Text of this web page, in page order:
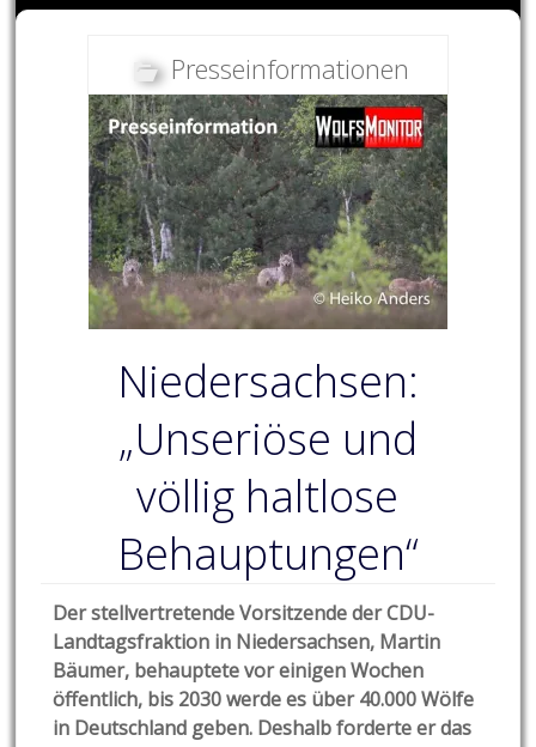
Presseinformationen
Niedersachsen:
„Unseriöse und
völlig haltlose
Behauptungen“
Der stellvertretende Vorsitzende der CDU-
Landtagsfraktion in Niedersachsen, Martin
Bäumer, behauptete vor einigen Wochen
öffentlich, bis 2030 werde es über 40.000 Wölfe
in Deutschland geben. Deshalb forderte er das